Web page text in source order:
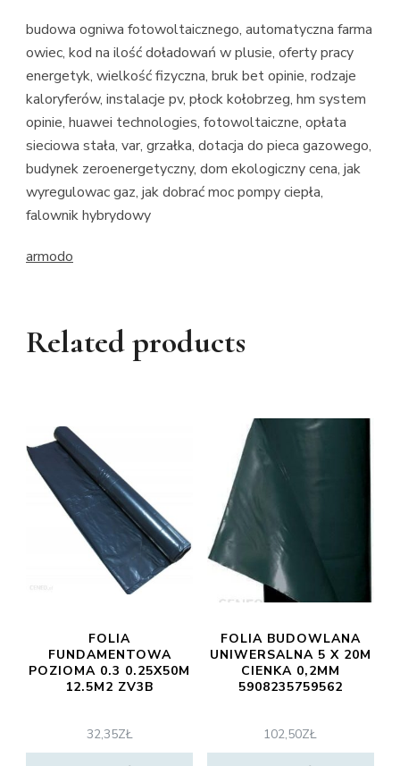
budowa ogniwa fotowoltaicznego, automatyczna farma
owiec, kod na ilość doładowań w plusie, oferty pracy
energetyk, wielkość fizyczna, bruk bet opinie, rodzaje
kaloryferów, instalacje pv, płock kołobrzeg, hm system
opinie, huawei technologies, fotowoltaiczne, opłata
sieciowa stała, var, grzałka, dotacja do pieca gazowego,
budynek zeroenergetyczny, dom ekologiczny cena, jak
wyregulowac gaz, jak dobrać moc pompy ciepła,
falownik hybrydowy
armodo
Related products
FOLIA
FUNDAMENTOWA
POZIOMA 0.3 0.25X50M
12.5M2 ZV3B
32,35ZŁ
FOLIA BUDOWLANA
UNIWERSALNA 5 X 20M
CIENKA 0,2MM
5908235759562
102,50ZŁ